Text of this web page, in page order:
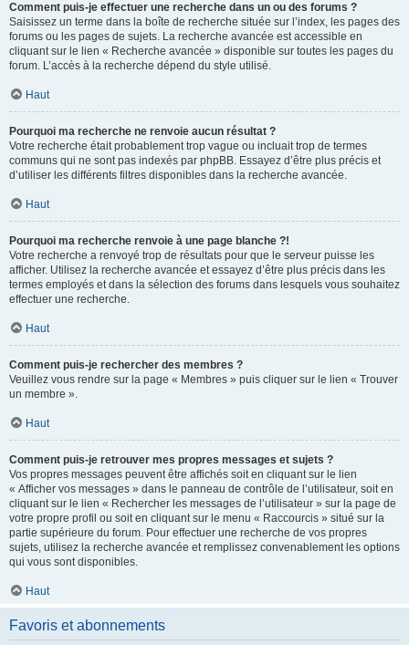
Comment puis-je effectuer une recherche dans un ou des forums ?
Saisissez un terme dans la boîte de recherche située sur l’index, les pages des
forums ou les pages de sujets. La recherche avancée est accessible en
cliquant sur le lien « Recherche avancée » disponible sur toutes les pages du
forum. L’accès à la recherche dépend du style utilisé.
Haut
Pourquoi ma recherche ne renvoie aucun résultat ?
Votre recherche était probablement trop vague ou incluait trop de termes
communs qui ne sont pas indexés par phpBB. Essayez d’être plus précis et
d’utiliser les différents filtres disponibles dans la recherche avancée.
Haut
Pourquoi ma recherche renvoie à une page blanche ?!
Votre recherche a renvoyé trop de résultats pour que le serveur puisse les
afficher. Utilisez la recherche avancée et essayez d’être plus précis dans les
termes employés et dans la sélection des forums dans lesquels vous souhaitez
effectuer une recherche.
Haut
Comment puis-je rechercher des membres ?
Veuillez vous rendre sur la page « Membres » puis cliquer sur le lien « Trouver
un membre ».
Haut
Comment puis-je retrouver mes propres messages et sujets ?
Vos propres messages peuvent être affichés soit en cliquant sur le lien
« Afficher vos messages » dans le panneau de contrôle de l’utilisateur, soit en
cliquant sur le lien « Rechercher les messages de l’utilisateur » sur la page de
votre propre profil ou soit en cliquant sur le menu « Raccourcis » situé sur la
partie supérieure du forum. Pour effectuer une recherche de vos propres
sujets, utilisez la recherche avancée et remplissez convenablement les options
qui vous sont disponibles.
Haut
Favoris et abonnements